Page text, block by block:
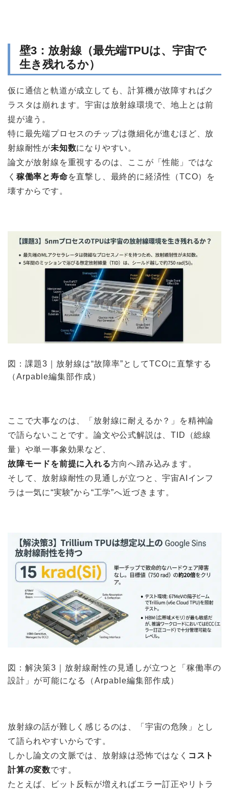
壁3：放射線（最先端TPUは、宇宙で
生き残れるか）
仮に通信と軌道が成立しても、計算機が故障すればク
ラスタは崩れます。宇宙は放射線環境で、地上とは前
提が違う。
特に最先端プロセスのチップは微細化が進むほど、放
射線耐性が未知数になりやすい。
論文が放射線を重視するのは、ここが「性能」ではな
く 稼働率と寿命を直撃し、最終的に経済性（TCO）を
壊すからです。
図：課題3｜放射線は“故障率”としてTCOに直撃する
（Arpable編集部作成）
ここで大事なのは、「放射線に耐えるか？」を精神論
で語らないことです。論文や公式解説は、TID（総線
量）や単一事象効果など、
故障モードを前提に入れる方向へ踏み込みます。
そして、放射線耐性の見通しが立つと、宇宙AIインフ
ラは一気に“実験”から“工学”へ近づきます。
図：解決策3｜放射線耐性の見通しが立つと「稼働率の
設計」が可能になる（Arpable編集部作成）
放射線の話が難しく感じるのは、「宇宙の危険」とし
て語られやすいからです。
しかし論文の文脈では、放射線は恐怖ではなく コスト
計算の変数です。
たとえば、ビット反転が増えればエラー訂正やリトラ